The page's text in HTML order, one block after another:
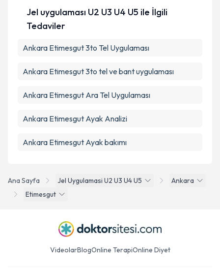
Ana Sayfa Jel Uygulamasi U2 U3 U4 U5
Ankara
Etimesgut
Jel uygulaması U2 U3 U4 U5 ile İlgili
Tedaviler
Ankara Etimesgut 3to Tel Uygulaması
Ankara Etimesgut 3to tel ve bant uygulaması
Ankara Etimesgut Ara Tel Uygulaması
Ankara Etimesgut Ayak Analizi
Ankara Etimesgut Ayak bakımı
VideolarBlogOnline TerapiOnline Diyet